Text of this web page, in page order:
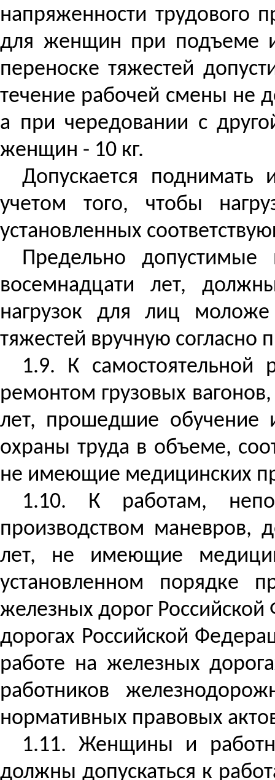
напряженности трудового
для женщин при подъеме
переноске тяжестей
течение рабочей смены не
а при чередовании с
женщин - 10 кг.
Допускается
учетом того, чтобы
установленных
Предельно допустимые
восемнадцати лет,
нагрузок для лиц
тяжестей вручную
1.9. К самостоятельной
ремонтом грузовых
лет, прошедшие обучение
охраны труда в объеме,
не имеющие медицинских
1.10. К работам,
производством маневров,
лет, не имеющие
установленном порядке
железных дорог
дорогах Российской
работе на железных
работников
нормативных правовых
1.11. Женщины и
должны допускаться к